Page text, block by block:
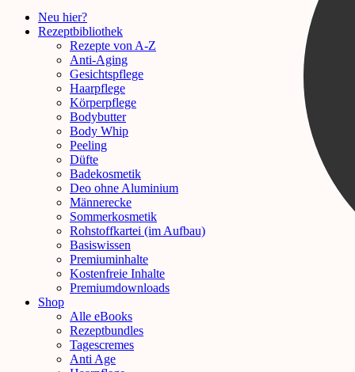
Neu hier?
Rezeptbibliothek
Rezepte von A-Z
Anti-Aging
Gesichtspflege
Haarpflege
Körperpflege
Bodybutter
Body Whip
Peeling
Düfte
Badekosmetik
Deo ohne Aluminium
Männerecke
Sommerkosmetik
Rohstoffkartei (im Aufbau)
Basiswissen
Premiuminhalte
Kostenfreie Inhalte
Premiumdownloads
Shop
Alle eBooks
Rezeptbundles
Tagescremes
Anti Age